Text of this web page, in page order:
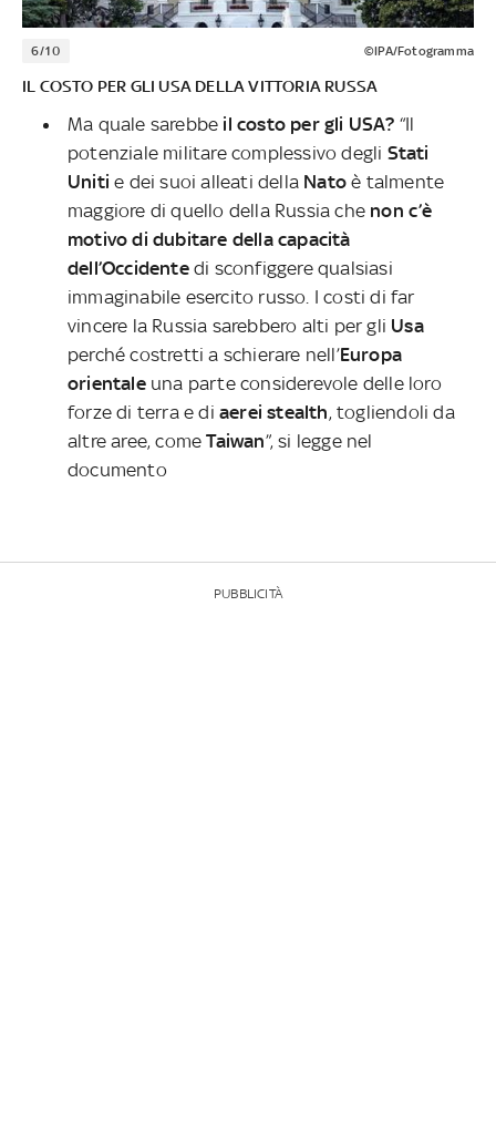
6/10 ©IPA/Fotogramma
IL COSTO PER GLI USA DELLA VITTORIA RUSSA
Ma quale sarebbe il costo per gli USA? “Il
potenziale militare complessivo degli Stati
Unitie dei suoi alleati della Natoè talmente
maggiore di quello della Russia che non c’è
motivo di dubitare della capacità
dell’Occidentedi sconfiggere qualsiasi
immaginabile esercito russo. I costi di far
vincere la Russia sarebbero alti per gli Usa
perché costretti a schierare nell’Europa
orientaleuna parte considerevole delle loro
forze di terra e di aerei stealth, togliendoli da
altre aree, comeTaiwan”, si legge nel
documento
PUBBLICITÀ